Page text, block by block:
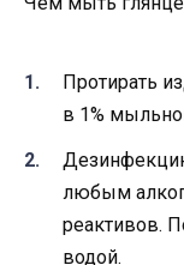
Протирать
в 1%
любым
реактивов.
водой.